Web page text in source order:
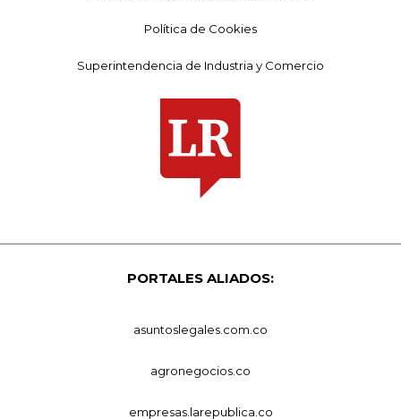
Política de Cookies
Superintendencia de Industria y Comercio
PORTALES ALIADOS:
asuntoslegales.com.co
agronegocios.co
empresas.larepublica.co